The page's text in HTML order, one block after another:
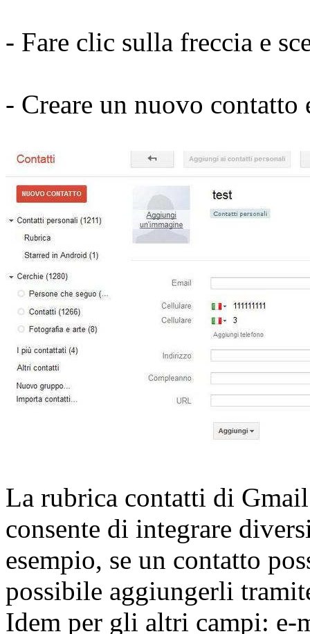
- Fare clic sulla freccia e
- Creare un nuovo
La rubrica contatti di
consente di integrare
esempio, se un contatto
possibile aggiungerli
Idem per gli altri campi: e-